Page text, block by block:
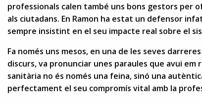
professionals calen també uns bons gestors per
als ciutadans. En Ramon ha estat un defensor
sempre insistint en el seu impacte real sobre el
Fa només uns mesos, en una de les seves
discurs, va pronunciar unes paraules que avui em
sanitària no és només una feina, sinó una
perfectament el seu compromís vital amb la